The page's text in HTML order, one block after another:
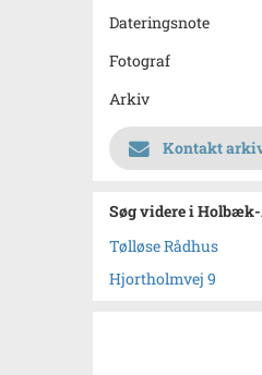
Dateringsnote
Fotograf
Arkiv
Kontakt
Søg videre i
Tølløse Rådhus
Hjortholmvej 9